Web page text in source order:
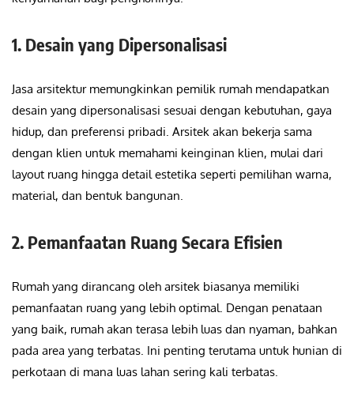
1. Desain yang Dipersonalisasi
Jasa arsitektur memungkinkan pemilik rumah mendapatkan
desain yang dipersonalisasi sesuai dengan kebutuhan, gaya
hidup, dan preferensi pribadi. Arsitek akan bekerja sama
dengan klien untuk memahami keinginan klien, mulai dari
layout ruang hingga detail estetika seperti pemilihan warna,
material, dan bentuk bangunan.
2. Pemanfaatan Ruang Secara Efisien
Rumah yang dirancang oleh arsitek biasanya memiliki
pemanfaatan ruang yang lebih optimal. Dengan penataan
yang baik, rumah akan terasa lebih luas dan nyaman, bahkan
pada area yang terbatas. Ini penting terutama untuk hunian di
perkotaan di mana luas lahan sering kali terbatas.